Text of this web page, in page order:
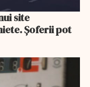
site
Șoferii pot